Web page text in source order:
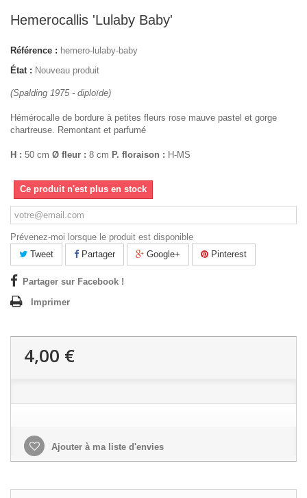
Hemerocallis 'Lulaby Baby'
Référence : hemero-lulaby-baby
État : Nouveau produit
(Spalding 1975 - diploïde)
Hémérocalle de bordure à petites fleurs rose mauve pastel et gorge
chartreuse. Remontant et parfumé
H : 50 cm Ø fleur : 8 cm P. floraison : H-MS
Ce produit n'est plus en stock
Prévenez-moi lorsque le produit est disponible
Tweet
Partager Google+ Pinterest
Partager sur Facebook !
Imprimer
4,00 €
Ajouter à ma liste d'envies